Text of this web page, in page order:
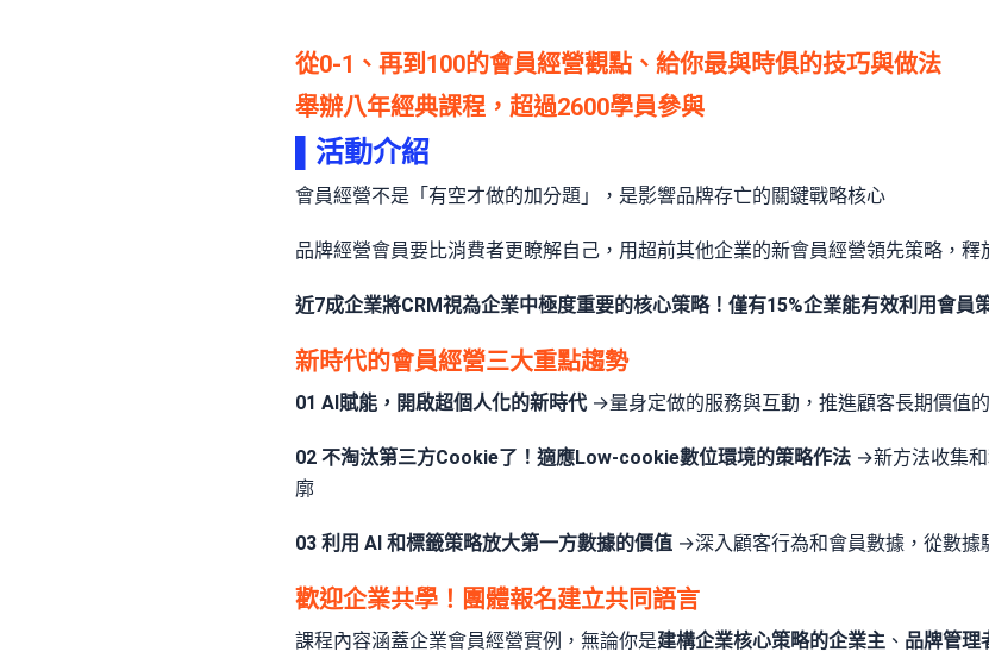
從0-1、再到100的會員經營觀點、給你最與時俱的技巧與做法
舉辦八年經典課程，超過2600學員參與
活動介紹
會員經營不是「有空才做的加分題」，是影響品牌存亡的關鍵戰略核心
品牌經營會員要比消費者更瞭解自己，用超前其他企業的新會員經營領先策略，釋
近7成企業將CRM視為企業中極度重要的核心策略！僅有15%企業能有效利用會員
新時代的會員經營三大重點趨勢
01 AI賦能，開啟超個人化的新時代→量身定做的服務與互動，推進顧客長期價值
02 不淘汰第三方Cookie了！適應Low-cookie數位環境的策略作法 →新方法收集
廓
03 利用 AI 和標籤策略放大第一方數據的價值 →深入顧客行為和會員數據，從數據
歡迎企業共學！團體報名建立共同語言
課程內容涵蓋企業會員經營實例，無論你是建構企業核心策略的企業主 、 品牌管理